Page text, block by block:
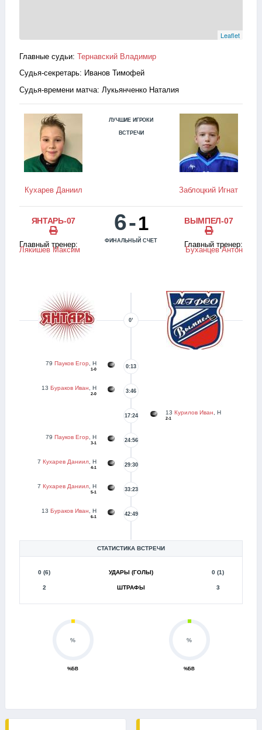
Leaflet
Главные судьи: Тернавский Владимир
Судья-секретарь: Иванов Тимофей
Судья-времени матча: Лукьянченко Наталия
Кухарев Даниил
ЛУЧШИЕ ИГРОКИ
ВСТРЕЧИ
Заблоцкий Игнат
ЯНТАРЬ-07
Главный тренер:
Лякишев Максим
6-1
ФИНАЛЬНЫЙ СЧЕТ
ВЫМПЕЛ-07
Главный тренер:
Буханцев Антон
0’
79 Пауков Егор , Н
1-0 0:13
13 Бураков Иван , Н
2-0 3:46
13 Курилов Иван , Н
2-1
17:24
79 Пауков Егор , Н
3-1 24:56
7 Кухарев Даниил , Н
4-1 29:30
7 Кухарев Даниил , Н
5-1 33:23
13 Бураков Иван , Н
6-1 42:49
СТАТИСТИКА ВСТРЕЧИ
0 (6) УДАРЫ (ГОЛЫ) 0 (1)
2 ШТРАФЫ 3
%
%БВ
%
%БВ